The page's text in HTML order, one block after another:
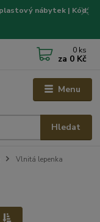
nábytek | Kód:
Menu
Hledat
0 ks
za 0 Kč
Vlnitá lepenka